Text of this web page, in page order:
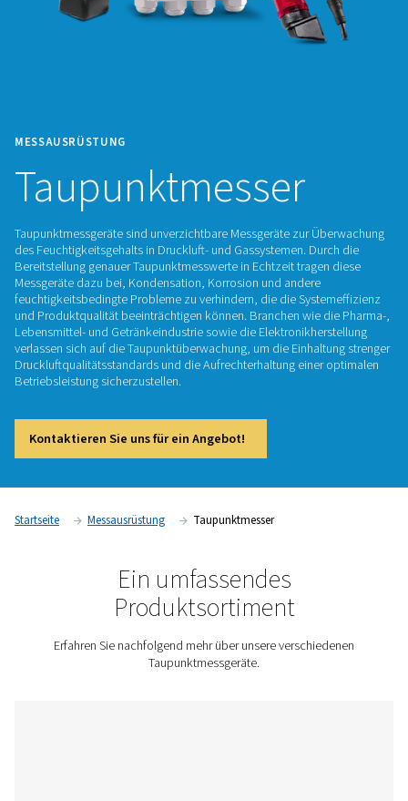
MESSAUSRÜSTUNG
Taupunktmesser
Taupunktmessgeräte sind unverzichtbare Messgeräte zur
Bereitstellung genauer Taupunktmesswerte in Echtzeit
Messgeräte dazu bei, Kondensation, Korrosion und andere
feuchtigkeitsbedingte Probleme zu verhindern, die die
und Produktqualität beeinträchtigen können. Branchen wie
verlassen sich auf die Taupunktüberwachung, um die
Betriebsleistung sicherzustellen.
Kontaktieren Sie uns für ein Angebot!